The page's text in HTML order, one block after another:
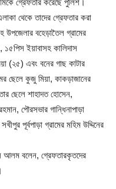
গ্রেফতার করেছে পুলিশ।
থেকে তাদের গ্রেফতার করা
বহেড়াতৈল গ্রামের
ইয়াবাসহ কালিদাস
(২৫) এবং বনের গাছ কাটার
ছেলে কুজু মিয়া, কাকড়াজানের
ছেলে শাহাদত হোসেন,
পৌরসভার গান্ধিনাপাড়া
পূর্বপাড়া গ্রামের মহিম উদ্দিনের
আলম বলেন, গ্রেফতারকৃতদের